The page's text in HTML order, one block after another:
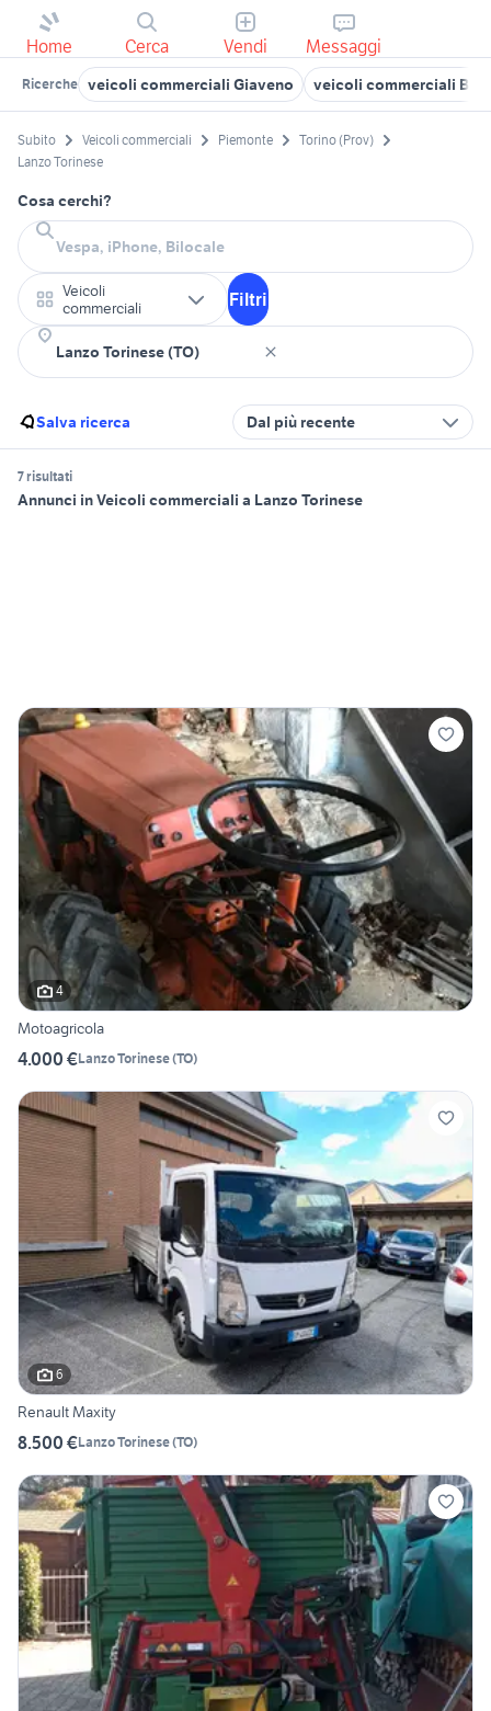
Home Cerca Vendi Messaggi
Ricerche veicoli commerciali Giaveno veicoli commerciali
Subito Veicoli commerciali Piemonte
Torino (Prov)
Lanzo Torinese
Cosa cerchi?
Veicoli
commerciali
Filtri
Salva ricerca Dal più recente
7 risultati
Annunci in Veicoli commerciali a Lanzo Torinese
4
Motoagricola
4.000 €Lanzo Torinese(TO)
6
Renault Maxity
8.500 €Lanzo Torinese(TO)